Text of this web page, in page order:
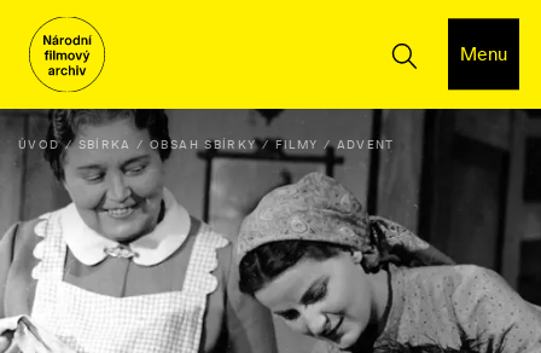
Menu
ÚVOD SBÍRKA OBSAH SBÍRKY FILMY ADVENT